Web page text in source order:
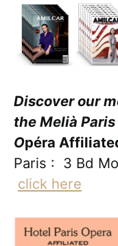
Discover our
the Melià
Opéra
Paris : 3 Bd
click here